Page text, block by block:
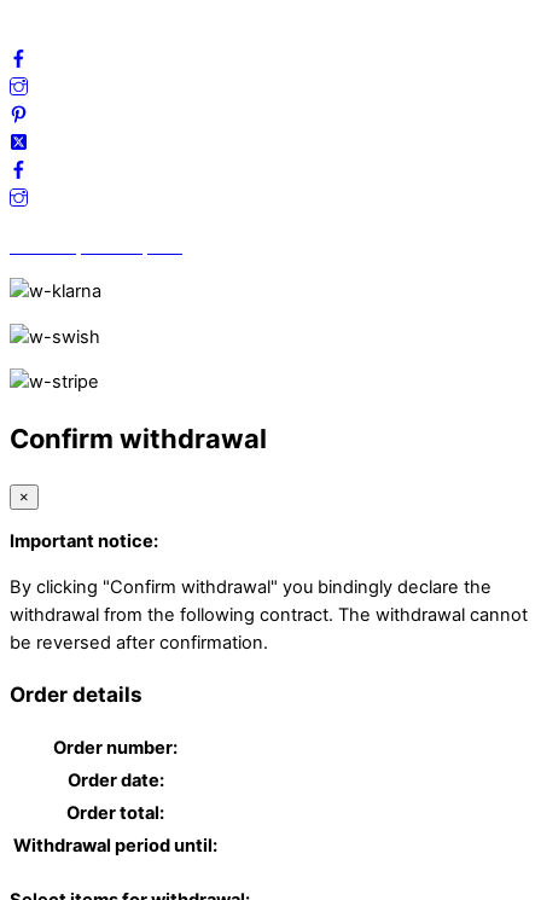
Confirm withdrawal
×
Important notice:
By clicking "Confirm withdrawal" you bindingly declare the
withdrawal from the following contract. The withdrawal cannot
be reversed after confirmation.
Order details
Order number:
Order date:
Order total:
Withdrawal period until: